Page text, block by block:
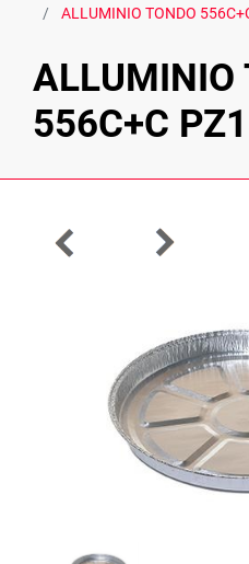
ALLUMINIO TONDO
ALLUMINIO
556C+C